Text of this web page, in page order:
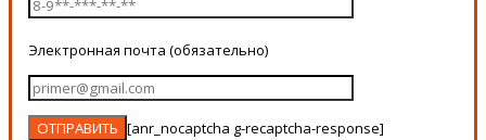
Электронная почта (обязательно)
[anr_nocaptcha g-recaptcha-response]